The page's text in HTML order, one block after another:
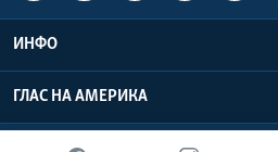
ИНФО
ГЛАС НА АМЕРИКА